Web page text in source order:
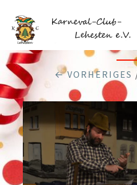
Veröffentlicht
← VORHERIGES